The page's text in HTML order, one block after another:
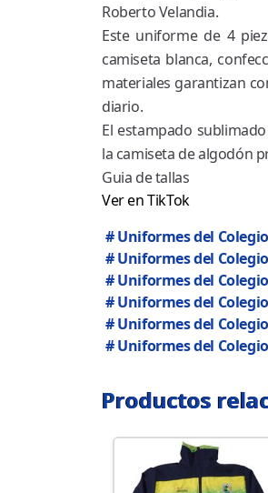
Roberto Velandia.
Este uniforme de 4
camiseta blanca,
materiales garantizan
diario.
El estampado
la camiseta de algodón
Guia de tallas
Ver en TikTok
# Uniformes del
# Uniformes del
# Uniformes del
# Uniformes del
# Uniformes del
# Uniformes del
Productos